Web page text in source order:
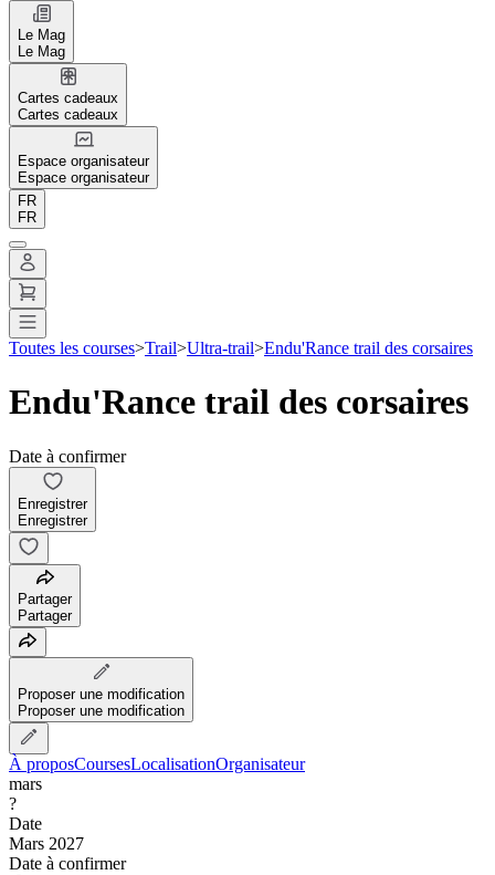
Le Mag
Le Mag
Cartes cadeaux
Cartes cadeaux
Espace organisateur
Espace organisateur
FR
FR
Toutes les courses>Trail>Ultra-trail>Endu'Rance trail des corsaires
Endu'Rance trail des corsaires
Date à confirmer
Enregistrer
Enregistrer
Partager
Partager
Proposer une modification
Proposer une modification
À proposCoursesLocalisationOrganisateur
mars
?
Date
Mars 2027
Date à confirmer